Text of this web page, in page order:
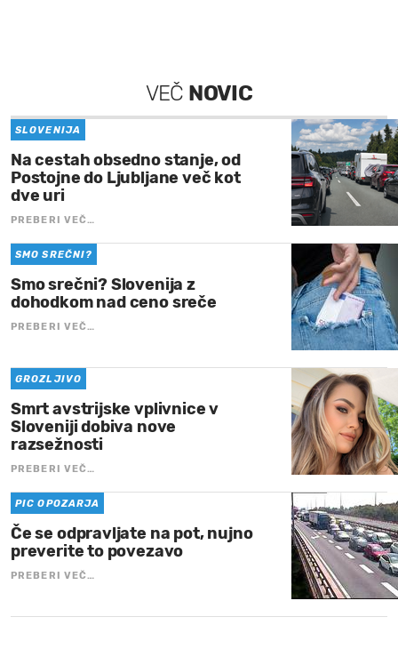
VEČ NOVIC
SLOVENIJA
Na cestah obsedno stanje, od
Postojne do Ljubljane več kot
dve uri
PREBERI VEČ…
SMO SREČNI?
Smo srečni? Slovenija z
dohodkom nad ceno sreče
PREBERI VEČ…
GROZLJIVO
Smrt avstrijske vplivnice v
Sloveniji dobiva nove
razsežnosti
PREBERI VEČ…
PIC OPOZARJA
Če se odpravljate na pot, nujno
preverite to povezavo
PREBERI VEČ…